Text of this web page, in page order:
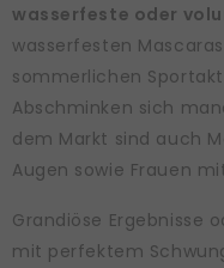
wasserfeste oder
wasserfesten
sommerlichen
Abschminken sich
dem Markt sind auch
Augen sowie Frauen
Grandiöse Ergebnisse
mit perfektem